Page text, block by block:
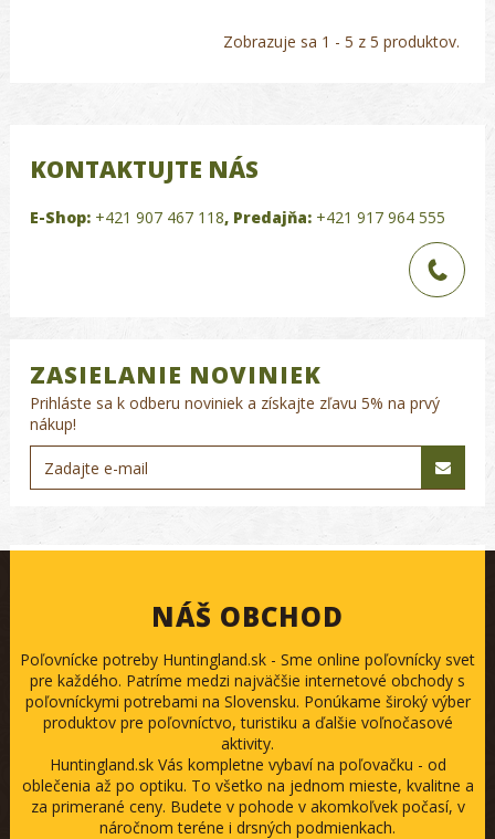
Zobrazuje sa 1 - 5 z 5 produktov.
KONTAKTUJTE NÁS
E-Shop: +421 907 467 118, Predajňa: +421 917 964 555
ZASIELANIE NOVINIEK
Prihláste sa k odberu noviniek a získajte zľavu 5% na prvý
nákup!
NÁŠ OBCHOD
Poľovnícke potreby Huntingland.sk - Sme online poľovnícky svet
pre každého. Patríme medzi najväčšie internetové obchody s
poľovníckymi potrebami na Slovensku. Ponúkame široký výber
produktov pre poľovníctvo, turistiku a ďalšie voľnočasové
aktivity.
Huntingland.sk Vás kompletne vybaví na poľovačku - od
oblečenia až po optiku. To všetko na jednom mieste, kvalitne a
za primerané ceny. Budete v pohode v akomkoľvek počasí, v
náročnom teréne i drsných podmienkach.